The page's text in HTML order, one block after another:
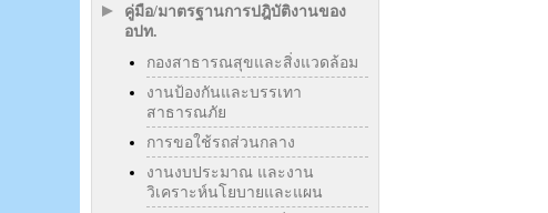
คู่มือ/มาตรฐานการปฎิบัติงานของ
อปท.
กองสาธารณสุขและสิ่งแวดล้อม
งานป้องกันและบรรเทา
สาธารณภัย
การขอใช้รถส่วนกลาง
งานงบประมาณ และงาน
วิเคราะห์นโยบายและแผน